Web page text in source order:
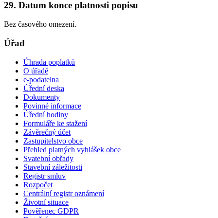
29. Datum konce platnosti popisu
Bez časového omezení.
Úřad
Úhrada poplatků
O úřadě
e-podatelna
Úřední deska
Dokumenty
Povinné informace
Úřední hodiny
Formuláře ke stažení
Závěrečný účet
Zastupitelstvo obce
Přehled platných vyhlášek obce
Svatební obřady
Stavební záležitosti
Registr smluv
Rozpočet
Centrální registr oznámení
Životní situace
Pověřenec GDPR